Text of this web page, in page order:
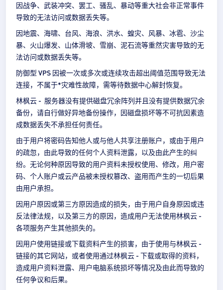
因战争、武装冲突、罢工、骚乱、暴动等重大社会非正常事件
导致的无法访问或数据丢失等。
因地震、海啸、台风、海浪、洪水、蝗灾、风暴、冰雹、沙尘
暴、火山爆发、山体滑坡、雪崩、泥石流等重然灾害导致的无
法访问或数据丢失等。
防御型 VPS 因被一次或多次或连续攻击超出阈值范围导致无法
连接，不属于*灾难性故障，需等待数据中心解封恢复。
林枫云 - 服务器没有提供磁盘冗余阵列并且没有提供数据冗余
备份，请自行做好异地备份操作，因磁盘损坏等不可抗因素造
成数据丢失不承担任何责任。
由于用户将密码告知他人或与他人共享注册账户，或由于用户
的疏忽，由此导致的任何个人资料泄露，以及由此产生的纠
纷。无论何种原因导致的用户资料未授权使用、修改，用户密
码、个人账户或云产品被未授权篡改、盗用而产生的一切后果
由用户承担。
因用户原因或第三方原因造成的损失，由于用户自身原因或违
反法律法规，以及第三方的原因，造成用户无法使用林枫云 -
各项服务产生其他损失的。
因用户使用链接或下载资料产生的损害，由于使用与林枫云 -
链接的其它网站，或者使用通过林枫云 - 下载或取得的资料，
造成用户资料泄露、用户电脑系统损坏等情况及由此而导致的
任何争议和后果。